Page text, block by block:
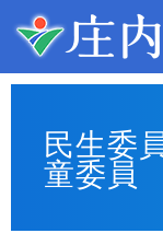
民生委
童委員